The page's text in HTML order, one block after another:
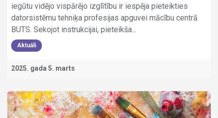
iegūtu vidējo vispārējo izglītību ir iespēja pieteikties
datorsistēmu tehniķa profesijas apguvei mācību centrā
BUTS. Sekojot instrukcijai, pieteikša...
Aktuāli
2025. gada 5. marts